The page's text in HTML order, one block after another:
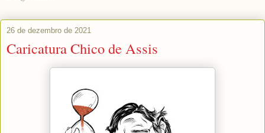
26 de dezembro de 2021
Caricatura Chico de Assis